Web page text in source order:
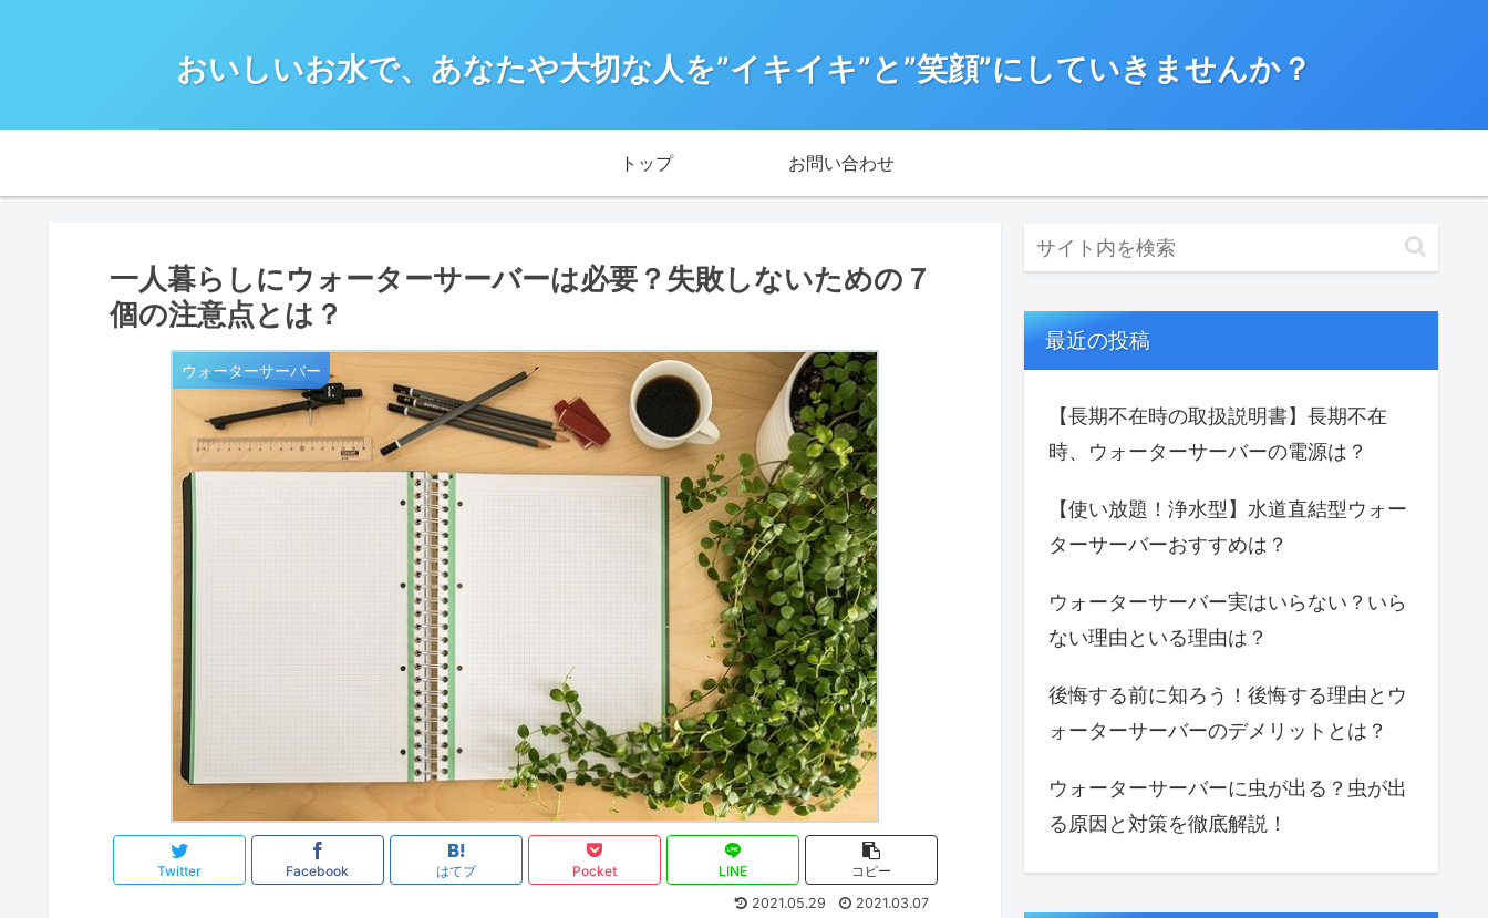
おいしいお水で、あなたや大切な人を”イキイキ”と”笑顔”にしていきませんか？
トップ お問い合わせ
一人暮らしにウォーターサーバーは必要？失敗しないための７
個の注意点とは？
ウォーターサーバー
Twitter Facebook はてブ Pocket LINE
コピー
2021.05.29
2021.03.07
最近の投稿
【長期不在時の取扱説明書】長期不在
時、ウォーターサーバーの電源は？
【使い放題！浄水型】水道直結型ウォー
ターサーバーおすすめは？
ウォーターサーバー実はいらない？いら
ない理由といる理由は？
後悔する前に知ろう！後悔する理由とウ
ォーターサーバーのデメリットとは？
ウォーターサーバーに虫が出る？虫が出
る原因と対策を徹底解説！